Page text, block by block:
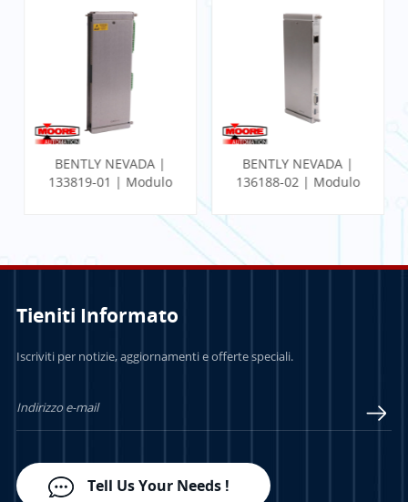
BENTLY NEVADA |
133819-01 | Modulo
BENTLY NEVADA |
136188-02 | Modulo
Tieniti Informato
Iscriviti per notizie, aggiornamenti e offerte speciali.
Tell Us Your Needs !